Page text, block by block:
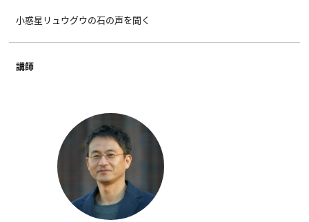
小惑星リュウグウの石の声を聞く
講師